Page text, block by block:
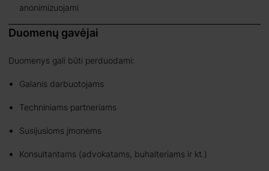
anonimizuojami
Duomenų gavėjai
Duomenys gali būti perduodami:
Galanis darbuotojams
Techniniams partneriams
Susijusioms įmonėms
Konsultantams (advokatams, buhalteriams ir kt.)